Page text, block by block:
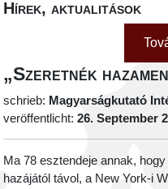
Hírek, aktualitások
„Szeretnék
schrieb: Magyarságkutató
veröffentlicht:26. September
Ma 78 esztendeje annak,
hazájától távol, a New York-i